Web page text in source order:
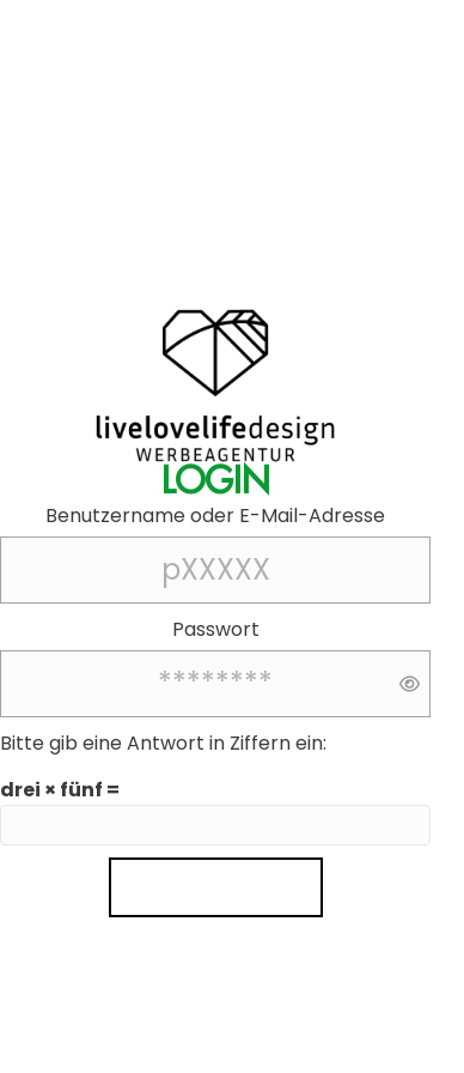
LOGIN
Benutzername oder E-Mail-Adresse
Passwort
Bitte gib eine Antwort in Ziffern ein:
drei × fünf =